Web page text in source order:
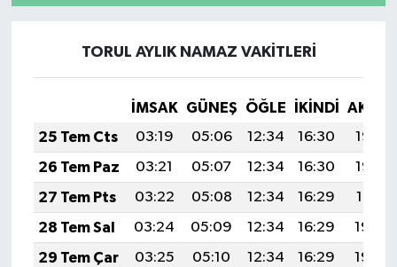
TORUL AYLIK NAMAZ VAKITLERI
İMSAK GÜNEŞ ÖĞLE İKINDI
25 Tem Cts
03:19 05:06 12:34 16:30
19:53
26 Tem Paz
03:21 05:07 12:34 16:30
19:52
27 Tem Pts
03:22 05:08 12:34 16:29
19:51
28 Tem Sal
03:24 05:09 12:34 16:29
19:50
29 Tem Çar
03:25 05:10 12:34 16:29
19:49